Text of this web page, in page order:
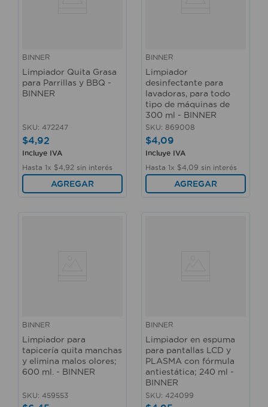
BINNER
Limpiador Quita Grasa
para Parrillas y BBQ -
BINNER
SKU: 472247
$4,92
Incluye IVA
Hasta 1x $4 92 sin interés
AGREGAR
BINNER
Limpiador
desinfectante para
lavadoras, para todo
tipo de máquinas de
300 ml - BINNER
SKU: 869008
$4,09
Incluye IVA
Hasta 1x $4 09 sin interés
AGREGAR
BINNER
Limpiador para
tapicería quita manchas
y elimina malos olores;
600 ml. - BINNER
SKU: 459553
BINNER
Limpiador en espuma
para pantallas LCD y
PLASMA con fórmula
antiestática; 240 ml -
BINNER
SKU: 424099